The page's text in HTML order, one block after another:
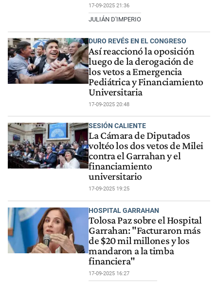
17-09-2025 21:36
JULIÁN D'IMPERIO
DURO REVÉS EN EL CONGRESO
Así reaccionó la oposición
luego de la derogación de
los vetos a Emergencia
Pediátrica y Financiamiento
Universitaria
17-09-2025 20:48
SESIÓN CALIENTE
La Cámara de Diputados
voltéo los dos vetos de Milei
contra el Garrahan y el
financiamiento
universitario
17-09-2025 19:25
HOSPITAL GARRAHAN
Tolosa Paz sobre el Hospital
Garrahan: "Facturaron más
de $20 mil millones y los
mandaron a la timba
financiera"
17-09-2025 16:27